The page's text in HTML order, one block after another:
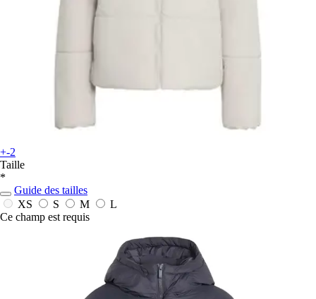
+-2
Taille
*
Guide des tailles
XS
S M
L
Ce champ est requis